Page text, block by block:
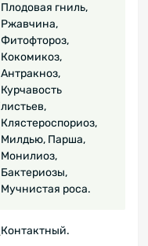
Плодовая гниль,
Ржавчина,
Фитофтороз,
Кокомикоз,
Антракноз,
Курчавость
листьев,
Клястероспориоз,
Милдью, Парша,
Монилиоз,
Бактериозы,
Мучнистая роса.
Контактный.